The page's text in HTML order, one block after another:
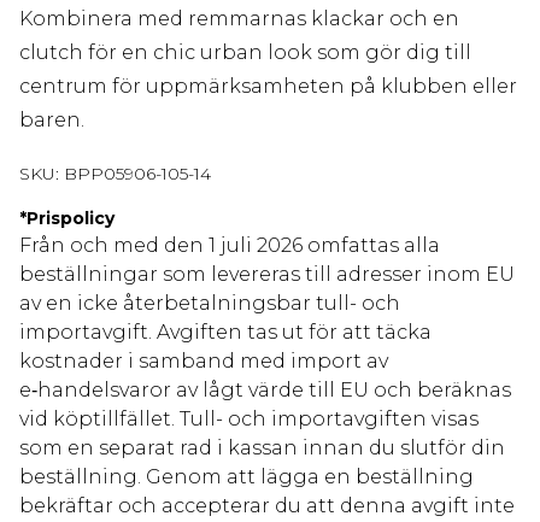
Kombinera med remmarnas klackar och en
clutch för en chic urban look som gör dig till
centrum för uppmärksamheten på klubben eller
baren.
SKU: BPP05906-105-14
*Prispolicy
Från och med den 1 juli 2026 omfattas alla
beställningar som levereras till adresser inom EU
av en icke återbetalningsbar tull- och
importavgift. Avgiften tas ut för att täcka
kostnader i samband med import av
e‑handelsvaror av lågt värde till EU och beräknas
vid köptillfället. Tull- och importavgiften visas
som en separat rad i kassan innan du slutför din
beställning. Genom att lägga en beställning
bekräftar och accepterar du att denna avgift inte